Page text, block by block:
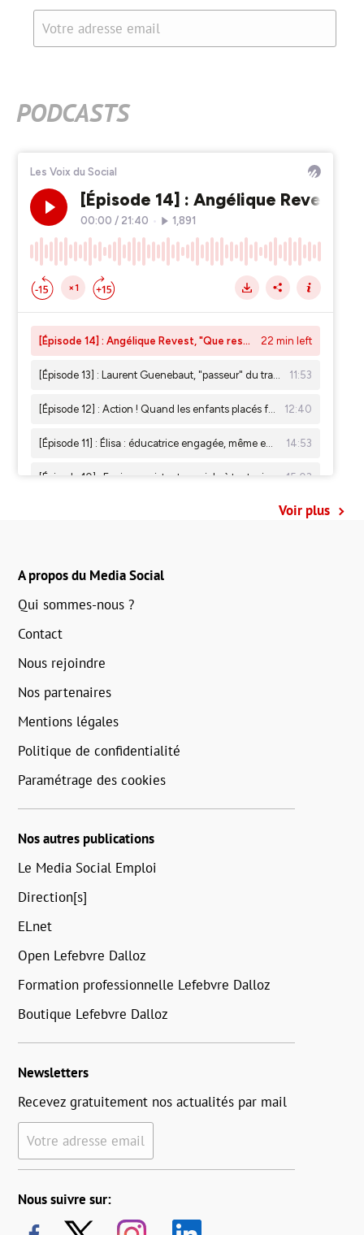
Votre adresse email
PODCASTS
Voir plus
A propos du Media Social
Qui sommes-nous ?
Contact
Nous rejoindre
Nos partenaires
Mentions légales
Politique de confidentialité
Paramétrage des cookies
Nos autres publications
Le Media Social Emploi
Direction[s]
ELnet
Open Lefebvre Dalloz
Formation professionnelle Lefebvre Dalloz
Boutique Lefebvre Dalloz
Newsletters
Recevez gratuitement nos actualités par mail
Votre adresse email
Nous suivre sur: